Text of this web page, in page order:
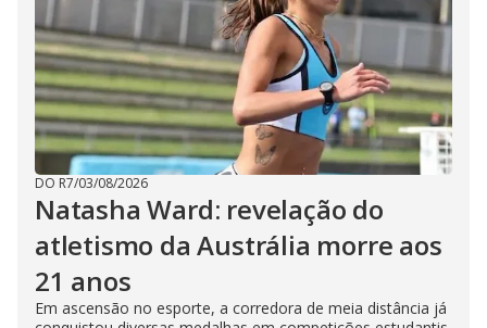
DO R7/03/08/2026
Natasha Ward: revelação do
atletismo da Austrália morre aos
21 anos
Em ascensão no esporte, a corredora de meia distância já